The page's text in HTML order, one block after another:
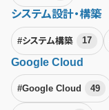
システム設計・構築
#システム構築 17
Google Cloud
#Google Cloud 49